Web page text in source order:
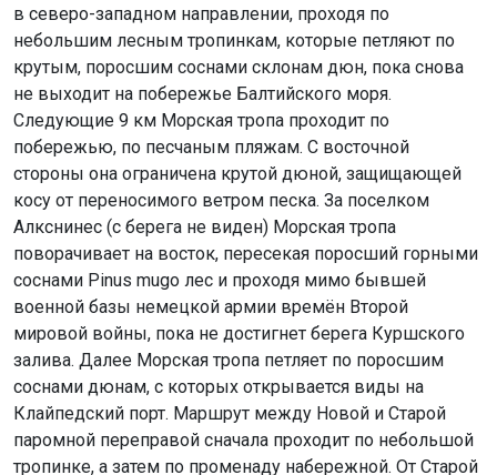
в северо-западном направлении, проходя по
небольшим лесным тропинкам, которые петляют по
крутым, поросшим соснами склонам дюн, пока снова
не выходит на побережье Балтийского моря.
Следующие 9 км Морская тропа проходит по
побережью, по песчаным пляжам. С восточной
стороны она ограничена крутой дюной, защищающей
косу от переносимого ветром песка. За поселком
Алкснинес (с берега не виден) Морская тропа
поворачивает на восток, пересекая поросший горными
соснами Pinus mugo лес и проходя мимо бывшей
военной базы немецкой армии времён Второй
мировой войны, пока не достигнет берега Куршского
залива. Далее Морская тропа петляет по поросшим
соснами дюнам, с которых открывается виды на
Клайпедский порт. Маршрут между Новой и Старой
паромной переправой сначала проходит по небольшой
тропинке, а затем по променаду набережной. От Старой